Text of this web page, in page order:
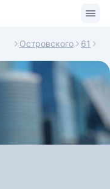
Островского 61